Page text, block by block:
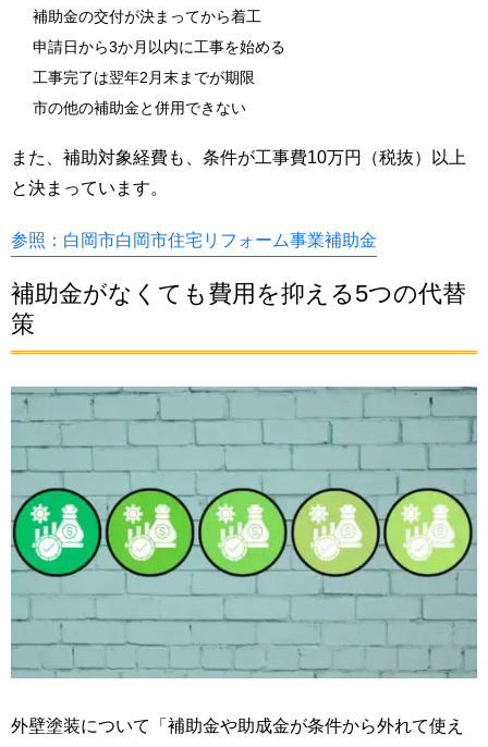
補助金の交付が決まってから着工
申請日から3か月以内に工事を始める
工事完了は翌年2月末までが期限
市の他の補助金と併用できない
また、補助対象経費も、条件が工事費10万円（税抜）以上
と決まっています。
参照：白岡市白岡市住宅リフォーム事業補助金
補助金がなくても費用を抑える5つの代替
策
外壁塗装について「補助金や助成金が条件から外れて使え